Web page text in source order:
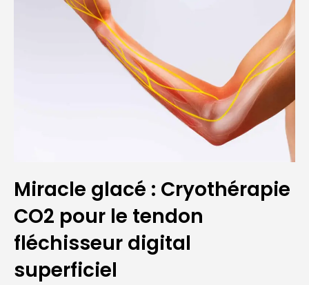
Miracle glacé : Cryothérapie
CO2 pour le tendon
fléchisseur digital
superficiel